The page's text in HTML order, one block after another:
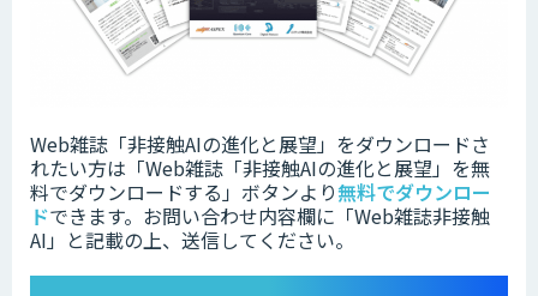
Web雑誌「非接触AIの進化と展望」をダウンロードさ
れたい方は「Web雑誌「非接触AIの進化と展望」を無
料でダウンロードする」ボタンより無料でダウンロー
ドできます。お問い合わせ内容欄に「Web雑誌非接触
AI」と記載の上、送信してください。